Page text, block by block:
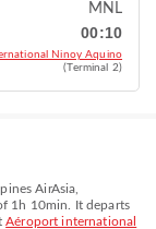
MNL
00:10
Ninoy Aquino
(Terminal 2)
AirAsia
1h 10min
. It departs
Aéroport international